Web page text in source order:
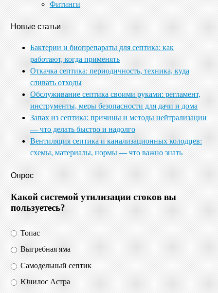
Фитинги
Новые статьи
Бактерии и биопрепараты для септика: как
работают, когда применять
Откачка септика: периодичность, техника, куда
сливать отходы
Обслуживание септика своими руками: регламент,
инструменты, меры безопасности для дачи и дома
Запах из септика: причины и методы нейтрализации
— что делать быстро и надолго
Вентиляция септика и канализационных колодцев:
схемы, материалы, нормы — что важно знать
Опрос
Какой системой утилизации стоков вы
пользуетесь?
Топас
Выгребная яма
Самодельный септик
Юнилос Астра